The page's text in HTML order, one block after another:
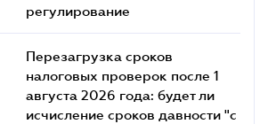
регулирование
Перезагрузка сроков
налоговых проверок после 1
августа 2026 года: будет ли
исчисление сроков давности "с